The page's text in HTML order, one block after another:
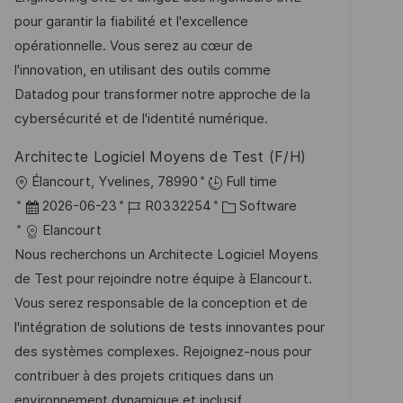
n
h
u
n
g
m
d
e
r
V
r
ö
f
e
n
t
l
c
I
D
e
g
o
r
i
pour garantir la fiabilité et l'excellence
opérationnelle. Vous serez au cœur de
l'innovation, en utilisant des outils comme
Datadog pour transformer notre approche de la
cybersécurité et de l'identité numérique.
Architecte Logiciel Moyens de Test (F/H)
O
r
t
Élancourt, Yvelines, 78990
Full time
D
a
t
u
m
d
e
r
V
2026-06-23
J
b
-
I
D
R0332254
K
t
e
g
o
r
e
Software
Elancourt
Nous recherchons un Architecte Logiciel Moyens
de Test pour rejoindre notre équipe à Elancourt.
Vous serez responsable de la conception et de
l'intégration de solutions de tests innovantes pour
des systèmes complexes. Rejoignez-nous pour
contribuer à des projets critiques dans un